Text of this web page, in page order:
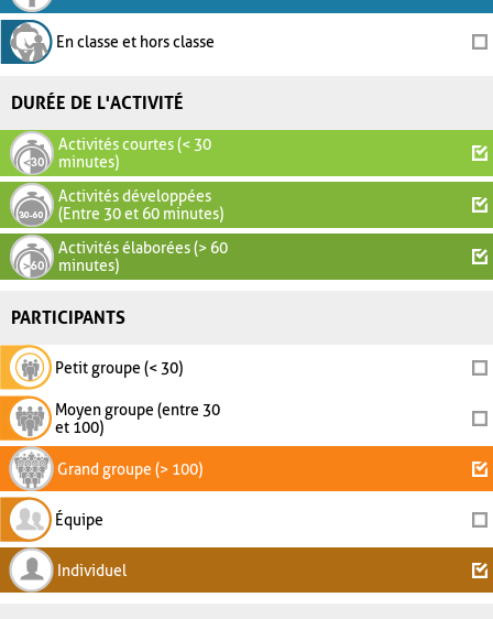
En classe et hors classe
DURÉE DE L'ACTIVITÉ
Activités courtes (< 30
minutes)
Activités développées
(Entre 30 et 60 minutes)
Activités élaborées (> 60
minutes)
PARTICIPANTS
Petit groupe (< 30)
Moyen groupe (entre 30
et 100)
Grand groupe (> 100)
Équipe
Individuel